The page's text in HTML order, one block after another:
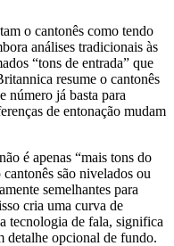
o cantonês como tendo
análises tradicionais às
“tons de entrada” que
resume o cantonês
número já basta para
de entonação mudam
é apenas “mais tons do
são nivelados ou
semelhantes para
cria uma curva de
tecnologia de fala, significa
detalhe opcional de fundo.